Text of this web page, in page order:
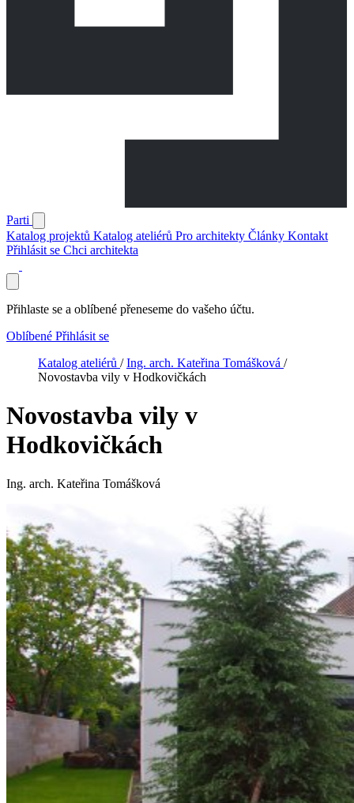
Parti
Katalog projektů Katalog ateliérů Pro architekty Články Kontakt
Přihlásit se Chci architekta
Přihlaste se a oblíbené přeneseme do vašeho účtu.
Oblíbené Přihlásit se
Katalog ateliérů / Ing. arch. Kateřina Tomášková /
Novostavba vily v Hodkovičkách
Novostavba vily v
Hodkovičkách
Ing. arch. Kateřina Tomášková